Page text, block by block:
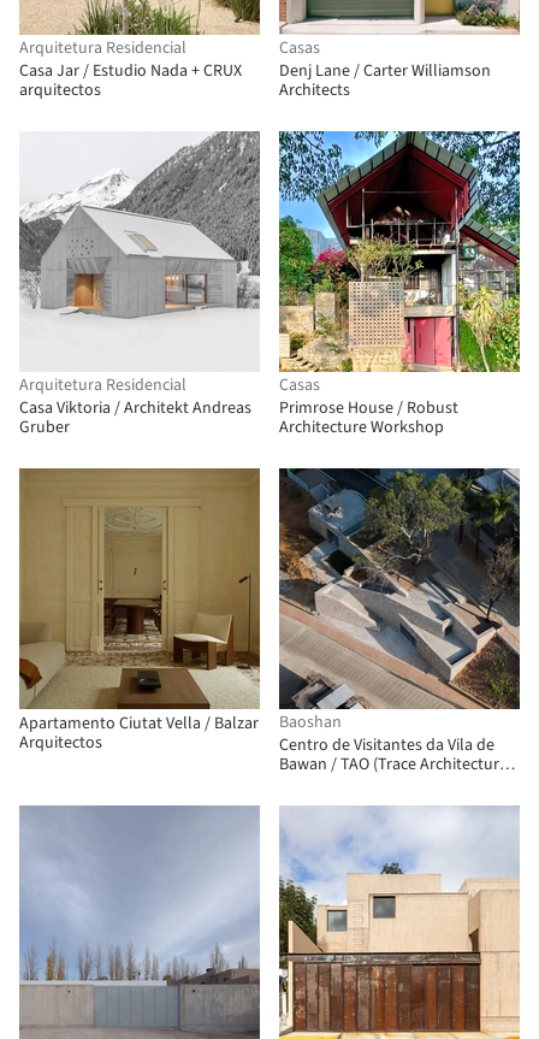
Arquitetura Residencial
Casa Jar / Estudio Nada + CRUX
arquitectos
Casas
Denj Lane / Carter Williamson
Architects
Arquitetura Residencial
Casa Viktoria / Architekt Andreas
Gruber
Casas
Primrose House / Robust
Architecture Workshop
Apartamento Ciutat Vella / Balzar
Arquitectos
Baoshan
Centro de Visitantes da Vila de
Bawan / TAO (Trace Architecture